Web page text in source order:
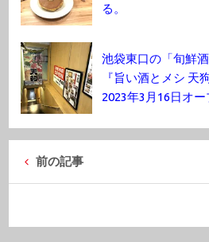
る。
池袋東口の「旬鮮
『旨い酒とメシ 天
2023年3月16日オー
前の記事